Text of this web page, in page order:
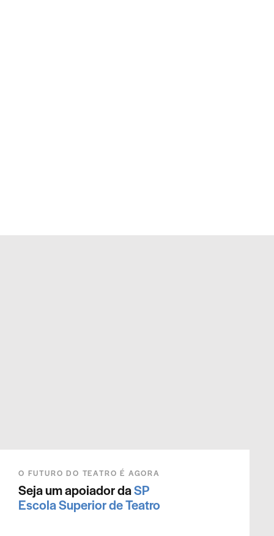
O FUTURO DO TEATRO É AGORA
Seja um apoiador daSP
Escola Superior de Teatro